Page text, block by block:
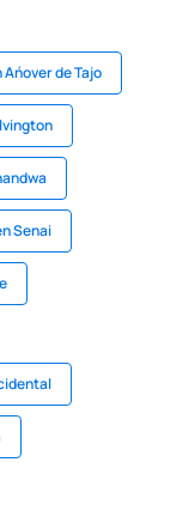
de Tajo
Senai